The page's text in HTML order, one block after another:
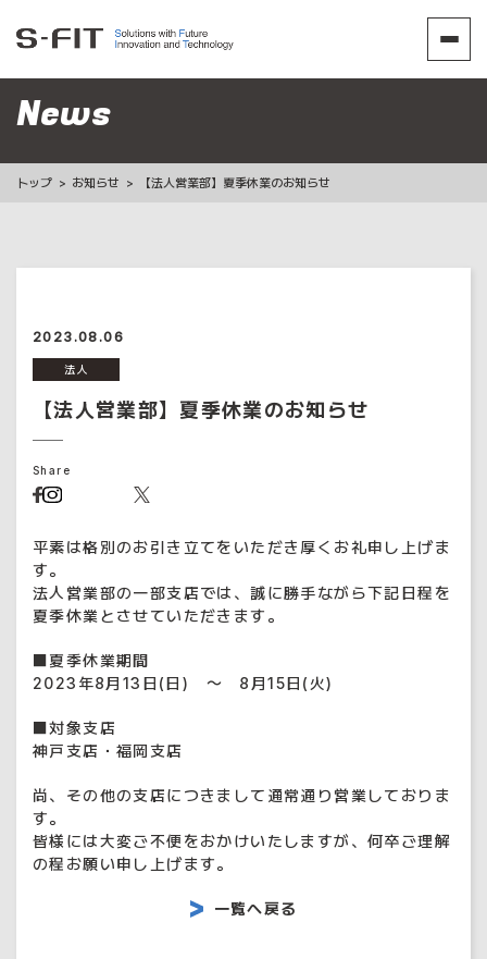
News
トップ お知らせ 【法人営業部】夏季休業のお知らせ
2023.08.06
法人
【法人営業部】夏季休業のお知らせ
Share
平素は格別のお引き立てをいただき厚くお礼申し上げま
す。
法人営業部の一部支店では、誠に勝手ながら下記日程を
夏季休業とさせていただきます。
■夏季休業期間
2023年8月13日(日) ～ 8月15日(火)
■対象支店
神戸支店・福岡支店
尚、その他の支店につきまして通常通り営業しておりま
す。
皆様には大変ご不便をおかけいたしますが、何卒ご理解
の程お願い申し上げます。
一覧へ戻る